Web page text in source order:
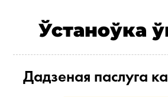
Ўстаноўка
Дадзеная паслуга